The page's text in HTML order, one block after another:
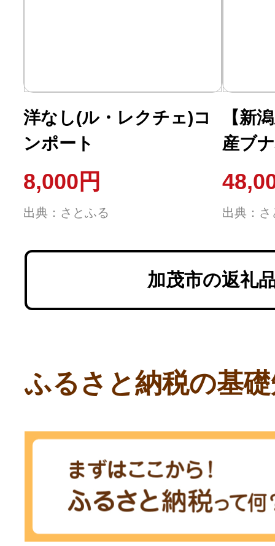
洋なし(ル・レクチェ)コ
ンポート
8,000円
出典：さとふる
【新
産ブ
を使
なス
ツー
出典：さ
加茂市の返礼
ふるさと納税の基